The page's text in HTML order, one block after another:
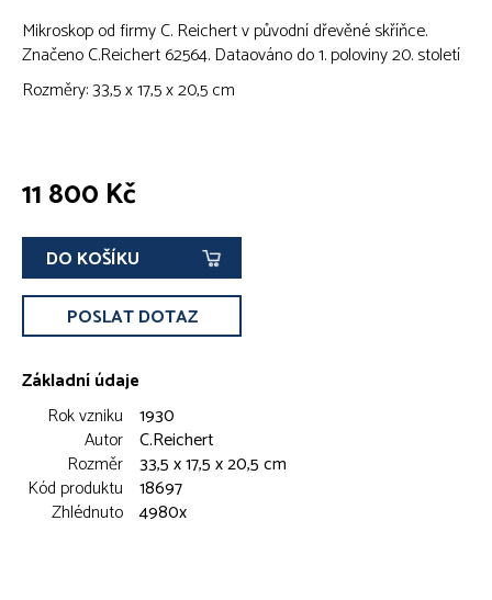
Mikroskop od firmy C. Reichert v původní dřevěné skříňce.
Značeno C.Reichert 62564. Dataováno do 1. poloviny 20. století
Rozměry: 33,5 x 17,5 x 20,5 cm
11 800 Kč
DO KOŠÍKU
POSLAT DOTAZ
Základní údaje
Rok vzniku 1930
Autor C.Reichert
Rozměr 33,5 x 17,5 x 20,5 cm
Kód produktu 18697
Zhlédnuto 4980x